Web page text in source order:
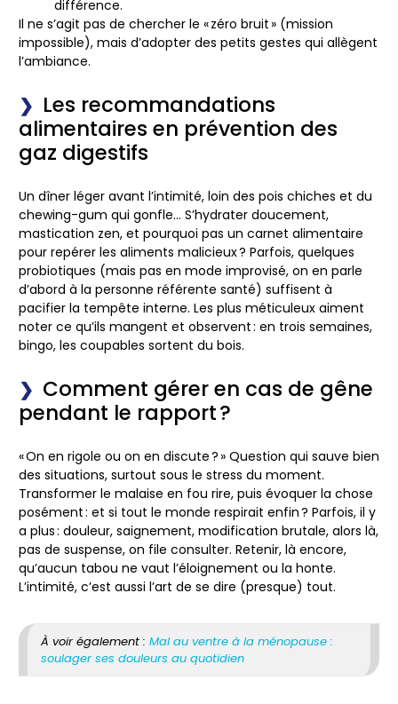
différence.
Il ne s’agit pas de chercher le « zéro bruit » (mission
impossible), mais d’adopter des petits gestes qui allègent
l’ambiance.
Les recommandations
alimentaires en prévention des
gaz digestifs
Un dîner léger avant l’intimité, loin des pois chiches et du
chewing-gum qui gonfle… S’hydrater doucement,
mastication zen, et pourquoi pas un carnet alimentaire
pour repérer les aliments malicieux ? Parfois, quelques
probiotiques (mais pas en mode improvisé, on en parle
d’abord à la personne référente santé) suffisent à
pacifier la tempête interne. Les plus méticuleux aiment
noter ce qu’ils mangent et observent : en trois semaines,
bingo, les coupables sortent du bois.
Comment gérer en cas de gêne
pendant le rapport ?
« On en rigole ou on en discute ? » Question qui sauve bien
des situations, surtout sous le stress du moment.
Transformer le malaise en fou rire, puis évoquer la chose
posément : et si tout le monde respirait enfin ? Parfois, il y
a plus : douleur, saignement, modification brutale, alors là,
pas de suspense, on file consulter. Retenir, là encore,
qu’aucun tabou ne vaut l’éloignement ou la honte.
L’intimité, c’est aussi l’art de se dire (presque) tout.
À voir également : Mal au ventre à la ménopause :
soulager ses douleurs au quotidien